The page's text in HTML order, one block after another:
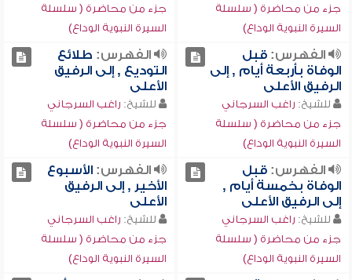
جزء من محاضرة ( سلسلة
السيرة النبوية الوداع)
جزء من محاضرة ( سلسلة
السيرة النبوية الوداع)
الفهرس:قبل
الوفاة بأربعة أيام , إلى
الرفيق الأعلى
للشيخ: راغب السرجاني
جزء من محاضرة ( سلسلة
السيرة النبوية الوداع)
الفهرس: طلائع
التوديع , إلى الرفيق
الأعلى
للشيخ: راغب السرجاني
جزء من محاضرة ( سلسلة
السيرة النبوية الوداع)
الفهرس:قبل
الوفاة بخمسة أيام ,
إلى الرفيق الأعلى
للشيخ: راغب السرجاني
جزء من محاضرة ( سلسلة
السيرة النبوية الوداع)
الفهرس:الأسبوع
الأخير , إلى الرفيق
الأعلى
للشيخ: راغب السرجاني
جزء من محاضرة ( سلسلة
السيرة النبوية الوداع)